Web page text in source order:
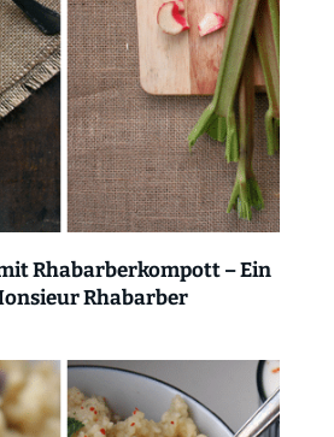
Rhabarberkompott – Ein
Rhabarber